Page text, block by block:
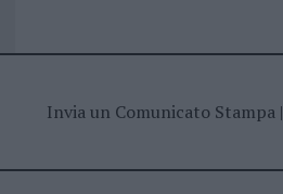
Invia un Comunicato Stampa|